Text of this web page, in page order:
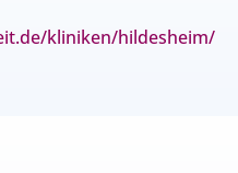
kliniken/hildesheim/